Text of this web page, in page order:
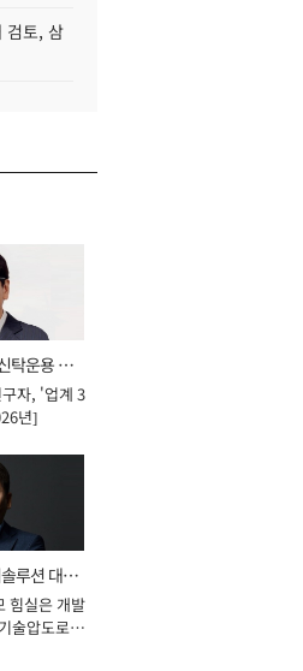
검토, 삼
탁운용 대
자, '업계 3
년]
루션 대표
힘실은 개발
술압도로